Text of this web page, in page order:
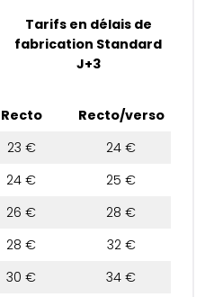
Tarifs en délais de
fabrication Standard
J+3
Recto
Recto/verso
23 €
24 €
24 €
25 €
26 €
28 €
28 €
32 €
30 € 34 €